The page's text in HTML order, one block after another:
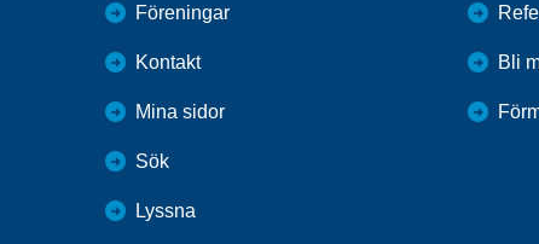
Föreningar
Kontakt
Mina sidor
Sök
Lyssna
Bli